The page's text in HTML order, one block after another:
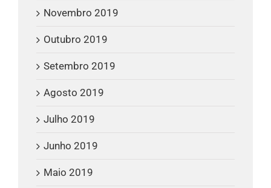
Novembro 2019
Outubro 2019
Setembro 2019
Agosto 2019
Julho 2019
Junho 2019
Maio 2019